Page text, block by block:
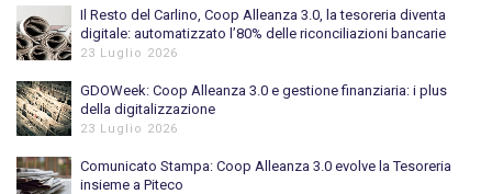
Il Resto del Carlino, Coop Alleanza 3.0, la tesoreria diventa
digitale: automatizzato l’80% delle riconciliazioni bancarie
23 Luglio 2026
GDOWeek: Coop Alleanza 3.0 e gestione finanziaria: i plus
della digitalizzazione
23 Luglio 2026
Comunicato Stampa: Coop Alleanza 3.0 evolve la Tesoreria
insieme a Piteco